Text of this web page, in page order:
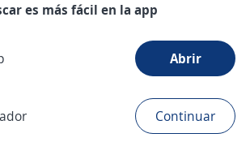
es más fácil en la app
Abrir
Continuar